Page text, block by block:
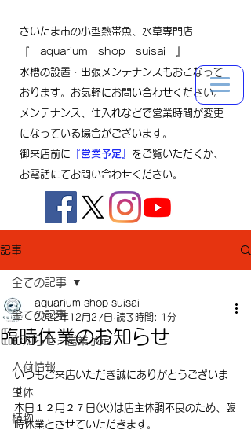
さいたま市の小型熱帯魚、水草専門店
『 aquarium shop suisai 』
水槽の設置・出張メンテナンスもおこなって
おります。お気軽にお問い合わせください。
メンテナンス、仕入れなどで営業時間が変更
になっている場合がございます。
御来店前に 『営業予定』 をご覧いただくか、
お電話にてお問い合わせください。
記事
全ての記事
お知らせ・営業予定
入荷情報
生体
植物
全ての記事
臨時休業のお知らせ
aquarium shop suisai
2022年12月27日 読了時間: 1分
いつもご来店いただき誠にありがとうございま
す。
本日１２月２７日(火)は店主体調不良のため、臨
時休業とさせていただきます。